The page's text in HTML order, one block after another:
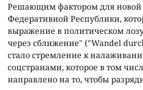
Решающим фактором для
Федеративной Республики,
выражение в политическом
через сближение" ("Wandel
стало стремление к
соцстранами, которое в том
направлено на то, чтобы